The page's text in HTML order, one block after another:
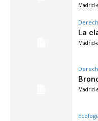
Madrid-
La
Madrid-
Madrid-